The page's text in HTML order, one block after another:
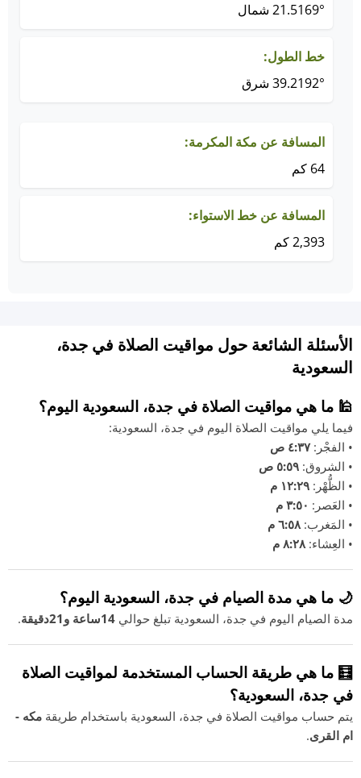
21.5169° شمال
خط الطول:
39.2192° شرق
المسافة عن مكة المكرمة:
64 كم
المسافة عن خط الاستواء:
2,393 كم
الأسئلة الشائعة حول مواقيت الصلاة في جدة،
السعودية
🕌 ما هي مواقيت الصلاة في جدة، السعودية اليوم؟
فيما يلي مواقيت الصلاة اليوم في جدة، السعودية:
• الفجْر:٤:٣٧ ص
• الشروق: ٥:٥٩ ص
• الظُّهْر: ١٢:٢٩ م
• العَصر: ٣:٥٠ م
• المَغرب:٦:٥٨ م
• العِشاء:٨:٢٨ م
🌙 ما هي مدة الصيام في جدة، السعودية اليوم؟
مدة الصيام اليوم في جدة، السعودية تبلغ حوالي 14ساعة و21دقيقة .
🧮 ما هي طريقة الحساب المستخدمة لمواقيت الصلاة
في جدة، السعودية؟
يتم حساب مواقيت الصلاة في جدة، السعودية باستخدام طريقة مكه -
ام القرى.